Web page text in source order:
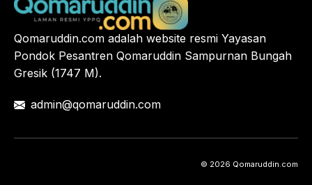
Qomaruddin.com adalah website resmi Yayasan
Pondok Pesantren Qomaruddin Sampurnan Bungah
Gresik (1747 M).
admin@qomaruddin.com
© 2026 Qomaruddin.com